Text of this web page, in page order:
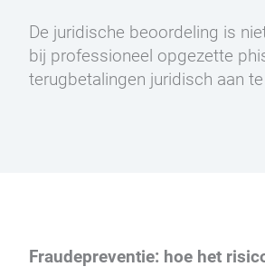
De juridische beoordeling is
bij professioneel opgezette
terugbetalingen juridisch aan
Fraudepreventie: hoe het